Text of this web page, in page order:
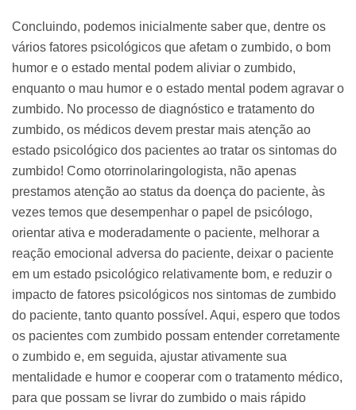
Concluindo, podemos inicialmente saber que, dentre os
vários fatores psicológicos que afetam o zumbido, o bom
humor e o estado mental podem aliviar o zumbido,
enquanto o mau humor e o estado mental podem agravar o
zumbido. No processo de diagnóstico e tratamento do
zumbido, os médicos devem prestar mais atenção ao
estado psicológico dos pacientes ao tratar os sintomas do
zumbido! Como otorrinolaringologista, não apenas
prestamos atenção ao status da doença do paciente, às
vezes temos que desempenhar o papel de psicólogo,
orientar ativa e moderadamente o paciente, melhorar a
reação emocional adversa do paciente, deixar o paciente
em um estado psicológico relativamente bom, e reduzir o
impacto de fatores psicológicos nos sintomas de zumbido
do paciente, tanto quanto possível. Aqui, espero que todos
os pacientes com zumbido possam entender corretamente
o zumbido e, em seguida, ajustar ativamente sua
mentalidade e humor e cooperar com o tratamento médico,
para que possam se livrar do zumbido o mais rápido